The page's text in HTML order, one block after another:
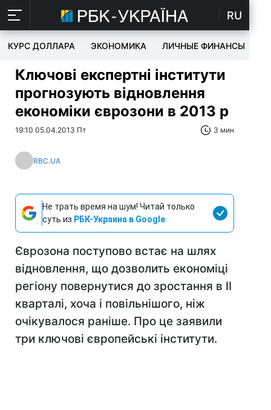
RU
КУРС ДОЛЛАРА ЭКОНОМИКА ЛИЧНЫЕ ФИНАНСЫ
Ключові експертні інститути
прогнозують відновлення
економіки єврозони в 2013 р
19:10 05.04.2013 Пт 3 мин
RBC.UA
Не трать время на шум! Читай только
суть из РБК-Украина в Google
Єврозона поступово встає на шлях
відновлення, що дозволить економіці
регіону повернутися до зростання в II
кварталі, хоча і повільнішого, ніж
очікувалося раніше. Про це заявили
три ключові європейські інститути.